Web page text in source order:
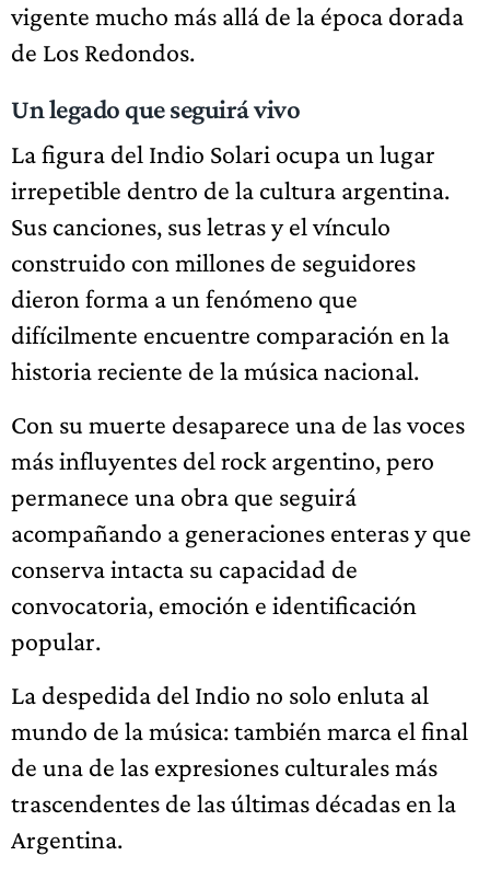
vigente mucho más allá de la época dorada
de Los Redondos.
Un legado que seguirá vivo
La figura del Indio Solari ocupa un lugar
irrepetible dentro de la cultura argentina.
Sus canciones, sus letras y el vínculo
construido con millones de seguidores
dieron forma a un fenómeno que
difícilmente encuentre comparación en la
historia reciente de la música nacional.
Con su muerte desaparece una de las voces
más influyentes del rock argentino, pero
permanece una obra que seguirá
acompañando a generaciones enteras y que
conserva intacta su capacidad de
convocatoria, emoción e identificación
popular.
La despedida del Indio no solo enluta al
mundo de la música: también marca el final
de una de las expresiones culturales más
trascendentes de las últimas décadas en la
Argentina.